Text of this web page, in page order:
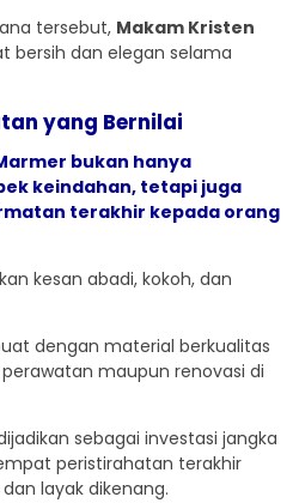
tersebut, Makam Kristen
bersih dan elegan selama
yang Bernilai
bukan hanya
keindahan, tetapi juga
terakhir kepada orang
kesan abadi, kokoh, dan
dengan material berkualitas
maupun renovasi di
sebagai investasi jangka
peristirahatan terakhir
layak dikenang.